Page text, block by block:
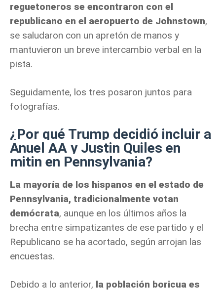
reguetoneros se encontraron con el
republicano en el aeropuerto de Johnstown,
se saludaron con un apretón de manos y
mantuvieron un breve intercambio verbal en la
pista.
Seguidamente, los tres posaron juntos para
fotografías.
¿ Por qué Trump decidió incluir a
Anuel AA y Justin Quiles en
mitin en Pennsylvania?
La mayoría de los hispanos en el estado de
Pennsylvania, tradicionalmente votan
demócrata, aunque en los últimos años la
brecha entre simpatizantes de ese partido y el
Republicano se ha acortado, según arrojan las
encuestas.
Debido a lo anterior, la población boricua es